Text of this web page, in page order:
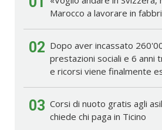
Marocco a lavorare in
02 Dopo aver incassato
prestazioni sociali e 6 anni
e ricorsi viene finalmente
03 Corsi di nuoto gratis agli
chiede chi paga in Ticino